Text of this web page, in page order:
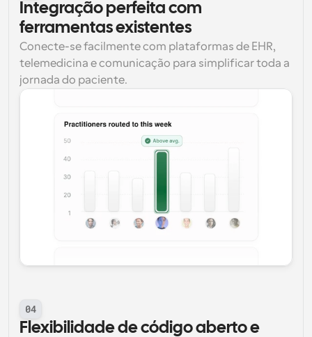
Integração perfeita com
ferramentas existentes
Conecte-se facilmente com plataformas de EHR,
telemedicina e comunicação para simplificar toda a
jornada do paciente.
04
Flexibilidade de código aberto e